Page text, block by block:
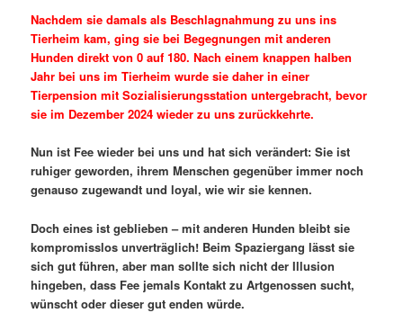
Nachdem sie damals als Beschlagnahmung zu uns ins
Tierheim kam, ging sie bei Begegnungen mit anderen
Hunden direkt von 0 auf 180. Nach einem knappen halben
Jahr bei uns im Tierheim wurde sie daher in einer
Tierpension mit Sozialisierungsstation untergebracht, bevor
sie im Dezember 2024 wieder zu uns zurückkehrte.
Nun ist Fee wieder bei uns und hat sich verändert: Sie ist
ruhiger geworden, ihrem Menschen gegenüber immer noch
genauso zugewandt und loyal, wie wir sie kennen.
Doch eines ist geblieben – mit anderen Hunden bleibt sie
kompromisslos unverträglich! Beim Spaziergang lässt sie
sich gut führen, aber man sollte sich nicht der Illusion
hingeben, dass Fee jemals Kontakt zu Artgenossen sucht,
wünscht oder dieser gut enden würde.